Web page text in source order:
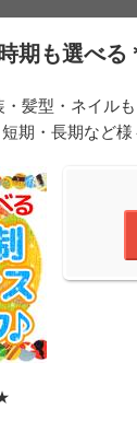
期も選べ
髪型・ネイル
期・長期など様